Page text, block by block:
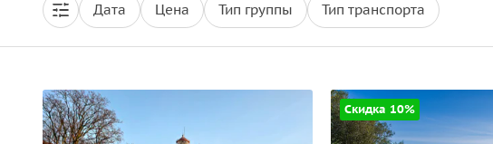
Дата Цена Тип группы Тип транспорта
Скидка 10%